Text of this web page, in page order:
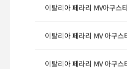
이탈리아 페라리 MV아구스
이탈리아 페라리 MV 아구
이탈리아 페라리 MV 아구